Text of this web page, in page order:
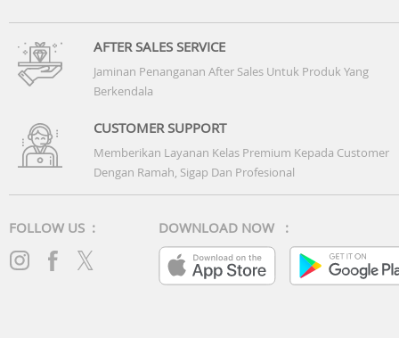
AFTER SALES SERVICE
Jaminan Penanganan After Sales Untuk Produk Yang
Berkendala
CUSTOMER SUPPORT
Memberikan Layanan Kelas Premium Kepada Customer
Dengan Ramah, Sigap Dan Profesional
FOLLOW US : DOWNLOAD NOW :